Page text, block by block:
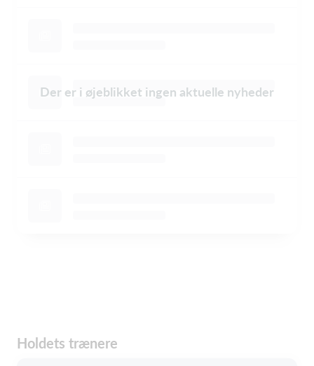
Der er i øjeblikket ingen aktuelle nyheder
Holdets trænere